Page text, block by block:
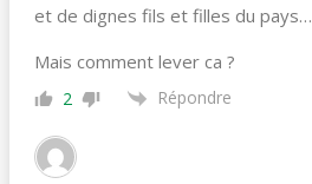
et de dignes fils et filles du pays…
Mais comment lever ca ?
2 Répondre